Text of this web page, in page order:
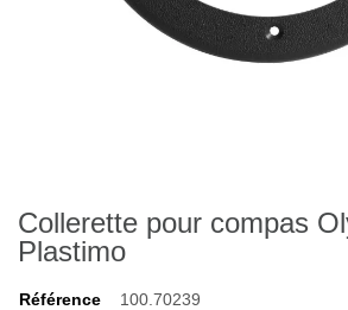
Collerette pour compas
Plastimo
Référence
100.70239